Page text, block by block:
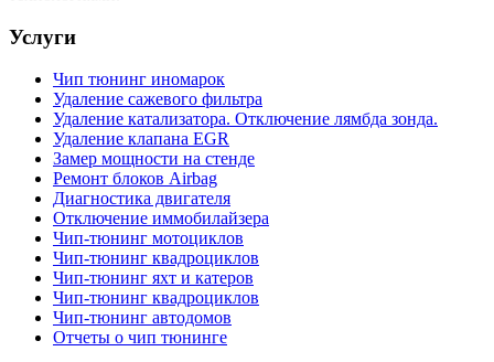
Услуги
Чип тюнинг иномарок
Удаление сажевого фильтра
Удаление катализатора. Отключение лямбда зонда.
Удаление клапана EGR
Замер мощности на стенде
Ремонт блоков Airbag
Диагностика двигателя
Отключение иммобилайзера
Чип-тюнинг мотоциклов
Чип-тюнинг квадроциклов
Чип-тюнинг яхт и катеров
Чип-тюнинг квадроциклов
Чип-тюнинг автодомов
Отчеты о чип тюнинге